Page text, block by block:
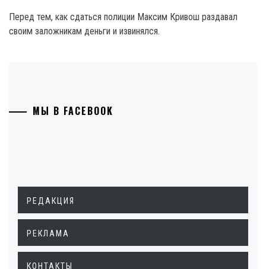
Перед тем, как сдаться полиции Максим Кривош раздавал
своим заложникам деньги и извинялся.
МЫ В FACEBOOK
РЕДАКЦИЯ
РЕКЛАМА
КОНТАКТЫ